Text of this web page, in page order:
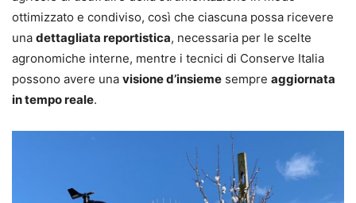
ottimizzato e condiviso, così che ciascuna possa ricevere
una dettagliata reportistica, necessaria per le scelte
agronomiche interne, mentre i tecnici di Conserve Italia
possono avere una visione d’insieme sempre aggiornata
in tempo reale.